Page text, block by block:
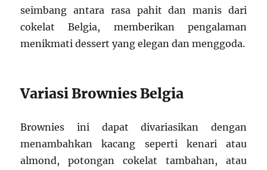
seimbang antara rasa pahit dan manis dari
cokelat Belgia, memberikan pengalaman
menikmati dessert yang elegan dan menggoda.
Variasi Brownies Belgia
Brownies ini dapat divariasikan dengan
menambahkan kacang seperti kenari atau
almond, potongan cokelat tambahan, atau